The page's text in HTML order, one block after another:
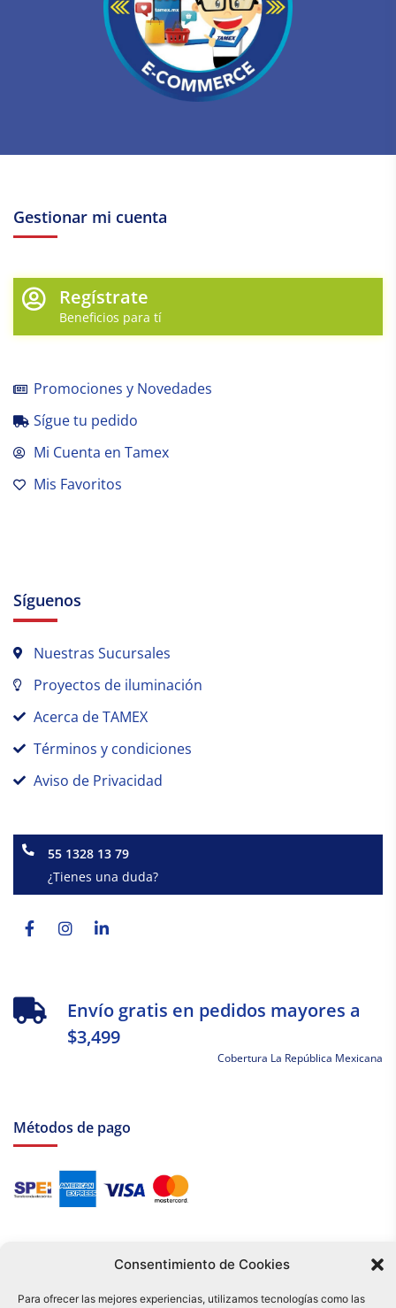
Consentimiento de Cookies
Para ofrecer las mejores experiencias, utilizamos tecnologías como las
Gestionar mi cuenta
Regístrate
Beneficios para tí
Promociones y Novedades
Sígue tu pedido
Mi Cuenta en Tamex
Mis Favoritos
Síguenos
Nuestras Sucursales
Proyectos de iluminación
Acerca de TAMEX
Términos y condiciones
Aviso de Privacidad
55 1328 13 79
¿Tienes una duda?
Facebook-
f
Instagram
Linkedin-
Envío gratis en pedidos mayores a
$3,499
Cobertura La República Mexicana
Métodos de pago